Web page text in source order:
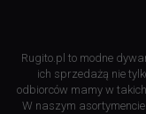
Rugito.pl to modne
ich sprzedażą nie
odbiorców mamy w
W naszym